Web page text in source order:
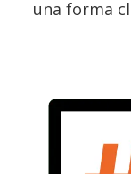
una forma